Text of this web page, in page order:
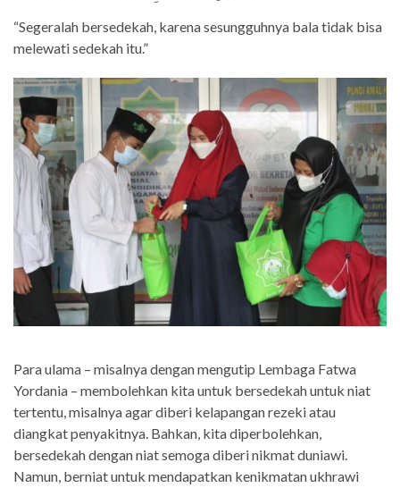
“Segeralah bersedekah, karena sesungguhnya bala tidak bisa
melewati sedekah itu.”
Para ulama – misalnya dengan mengutip Lembaga Fatwa
Yordania – membolehkan kita untuk bersedekah untuk niat
tertentu, misalnya agar diberi kelapangan rezeki atau
diangkat penyakitnya. Bahkan, kita diperbolehkan,
bersedekah dengan niat semoga diberi nikmat duniawi.
Namun, berniat untuk mendapatkan kenikmatan ukhrawi